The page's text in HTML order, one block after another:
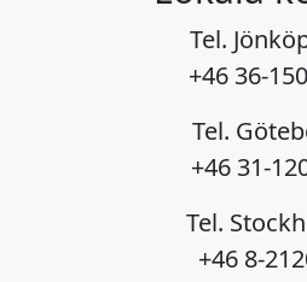
Tel.
+46 36-
Tel.
+46 31-
Tel.
+46 8-